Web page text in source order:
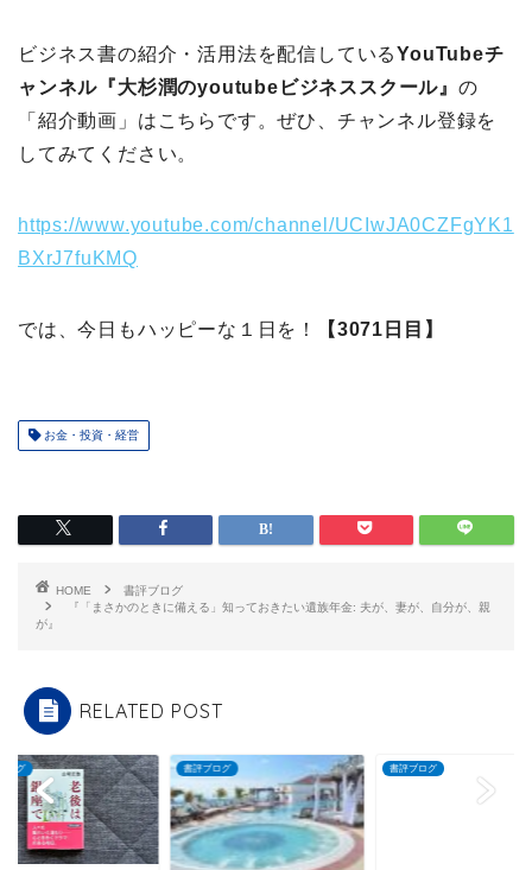
ビジネス書の紹介・活用法を配信しているYouTubeチ
ャンネル『大杉潤のyoutubeビジネススクール』 の
「紹介動画」はこちらです。ぜひ、チャンネル登録を
してみてください。
https://www.youtube.com/channel/UCIwJA0CZFgYK1
BXrJ7fuKMQ
では、今日もハッピーな１日を！ 【3071日目】
お金・投資・経営
HOME
書評ブログ
『「まさかのときに備える」知っておきたい遺族年金: 夫が、妻が、自分が、親
が』
RELATED POST
ログ 書評ブログ 書評ブログ